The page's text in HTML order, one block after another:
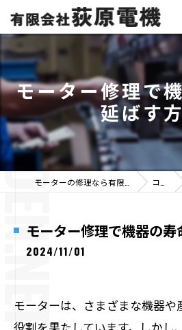
モーター修理で
延ばす
コラム
モーター修理で機器の
2024/11/01
モーターは、さまざまな機器や